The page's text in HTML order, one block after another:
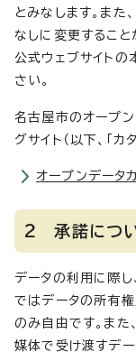
とみなします。ま
なしに変更すること
公式ウェブサイトの
さい。
名古屋市のオープン
グサイト（以下、「カ
オープンデータ
2 承諾につ
データの利用に際し
ではデータの所有
のみ自由です。また
媒体で受け渡すデ